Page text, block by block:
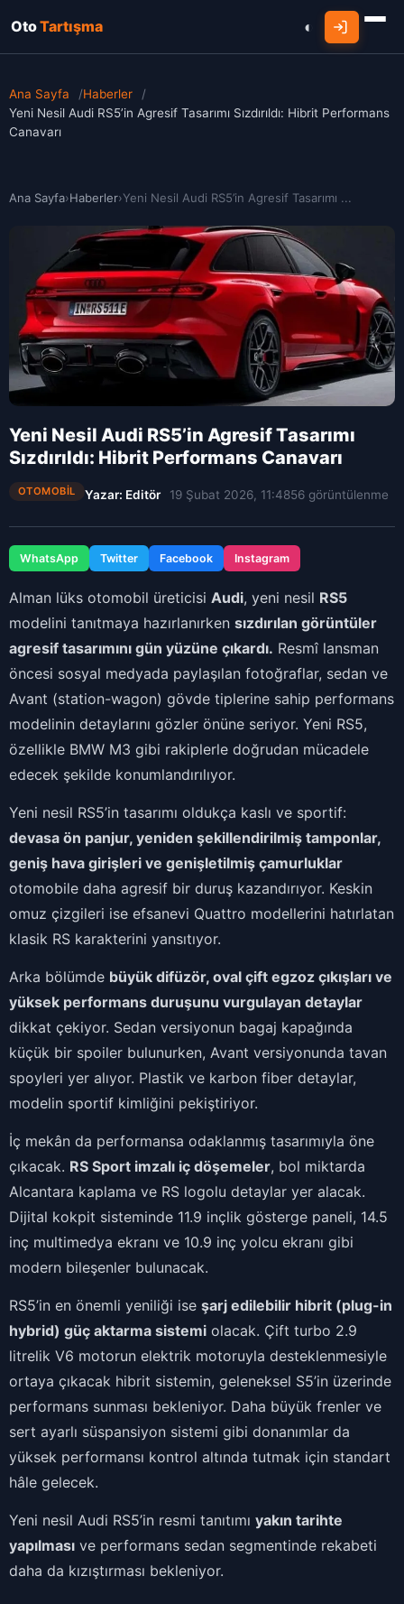
OtoTartışma
Ana Sayfa /Haberler
/
Yeni Nesil Audi RS5’in Agresif Tasarımı Sızdırıldı: Hibrit Performans
Canavarı
Ana Sayfa›Haberler›Yeni Nesil Audi RS5’in Agresif Tasarımı ...
Yeni Nesil Audi RS5’in Agresif Tasarımı
Sızdırıldı: Hibrit Performans Canavarı
OTOMOBIL Yazar: Editör 19 Şubat 2026, 11:4856 görüntülenme
WhatsApp Twitter Facebook Instagram
Alman lüks otomobil üreticisi Audi, yeni nesil RS5
modelini tanıtmaya hazırlanırken sızdırılan görüntüler
agresif tasarımını gün yüzüne çıkardı. Resmî lansman
öncesi sosyal medyada paylaşılan fotoğraflar, sedan ve
Avant (station-wagon) gövde tiplerine sahip performans
modelinin detaylarını gözler önüne seriyor. Yeni RS5,
özellikle BMW M3 gibi rakiplerle doğrudan mücadele
edecek şekilde konumlandırılıyor.
Yeni nesil RS5’in tasarımı oldukça kaslı ve sportif:
devasa ön panjur, yeniden şekillendirilmiş tamponlar,
geniş hava girişleri ve genişletilmiş çamurluklar
otomobile daha agresif bir duruş kazandırıyor. Keskin
omuz çizgileri ise efsanevi Quattro modellerini hatırlatan
klasik RS karakterini yansıtıyor.
Arka bölümde büyük difüzör, oval çift egzoz çıkışları ve
yüksek performans duruşunu vurgulayan detaylar
dikkat çekiyor. Sedan versiyonun bagaj kapağında
küçük bir spoiler bulunurken, Avant versiyonunda tavan
spoyleri yer alıyor. Plastik ve karbon fiber detaylar,
modelin sportif kimliğini pekiştiriyor.
İç mekân da performansa odaklanmış tasarımıyla öne
çıkacak. RS Sport imzalı iç döşemeler, bol miktarda
Alcantara kaplama ve RS logolu detaylar yer alacak.
Dijital kokpit sisteminde 11.9 inçlik gösterge paneli, 14.5
inç multimedya ekranı ve 10.9 inç yolcu ekranı gibi
modern bileşenler bulunacak.
RS5’in en önemli yeniliği ise şarj edilebilir hibrit (plug-in
hybrid) güç aktarma sistemi olacak. Çift turbo 2.9
litrelik V6 motorun elektrik motoruyla desteklenmesiyle
ortaya çıkacak hibrit sistemin, geleneksel S5’in üzerinde
performans sunması bekleniyor. Daha büyük frenler ve
sert ayarlı süspansiyon sistemi gibi donanımlar da
yüksek performansı kontrol altında tutmak için standart
hâle gelecek.
Yeni nesil Audi RS5’in resmi tanıtımı yakın tarihte
yapılması ve performans sedan segmentinde rekabeti
daha da kızıştırması bekleniyor.